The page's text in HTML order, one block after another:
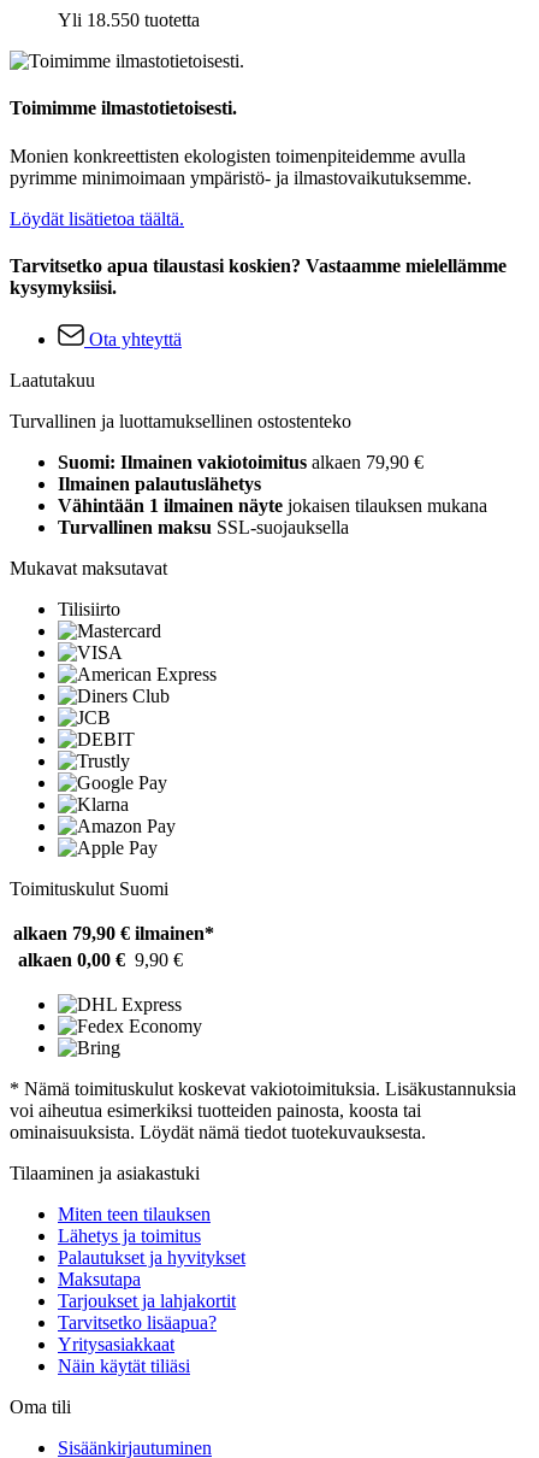
Yli 18.550 tuotetta
Toimimme ilmastotietoisesti.
Monien konkreettisten ekologisten toimenpiteidemme avulla
pyrimme minimoimaan ympäristö- ja ilmastovaikutuksemme.
Löydät lisätietoa täältä.
Tarvitsetko apua tilaustasi koskien? Vastaamme mielellämme
kysymyksiisi.
Ota yhteyttä
Laatutakuu
Turvallinen ja luottamuksellinen ostostenteko
Suomi: Ilmainen vakiotoimitus alkaen 79,90 €
Ilmainen palautuslähetys
Vähintään 1 ilmainen näyte jokaisen tilauksen mukana
Turvallinen maksu SSL-suojauksella
Mukavat maksutavat
Tilisiirto
Toimituskulut Suomi
alkaen 79,90 € ilmainen*
alkaen 0,00 € 9,90 €
* Nämä toimituskulut koskevat vakiotoimituksia. Lisäkustannuksia
voi aiheutua esimerkiksi tuotteiden painosta, koosta tai
ominaisuuksista. Löydät nämä tiedot tuotekuvauksesta.
Tilaaminen ja asiakastuki
Miten teen tilauksen
Lähetys ja toimitus
Palautukset ja hyvitykset
Maksutapa
Tarjoukset ja lahjakortit
Tarvitsetko lisäapua?
Yritysasiakkaat
Näin käytät tiliäsi
Oma tili
Sisäänkirjautuminen